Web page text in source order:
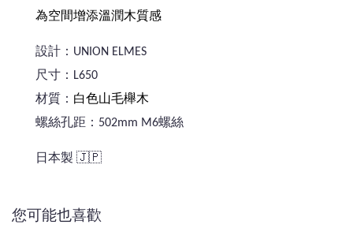
為空間增添溫潤木質感
設計：UNION ELMES
尺寸：L650
材質： 白色山毛櫸木
螺絲孔距：502mm M6螺絲
日本製 🇯🇵
您可能也喜歡